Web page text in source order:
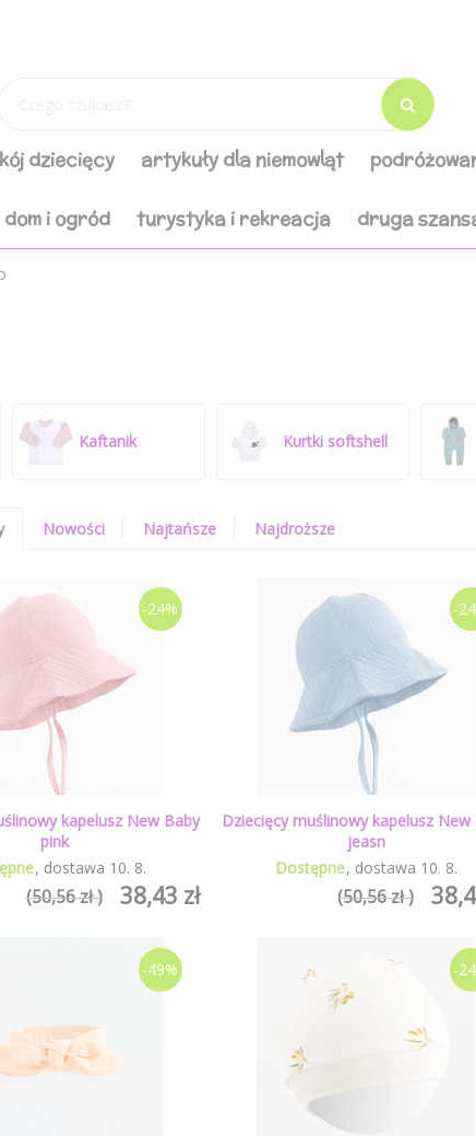
dziecięcy artykuły dla niemowląt
dom i ogród turystyka i rekreacja druga
Kaftanik Kurtki softshell
Nowości Najtańsze Najdroższe
-24%
kapelusz New Baby
pink
dostawa 10. 8.
38,43 zł
(50,56 zł )
-
Dziecięcy muślinowy kapelusz New
jeasn
Dostępne dostawa 10. 8.
(50,56 zł )
-49% -